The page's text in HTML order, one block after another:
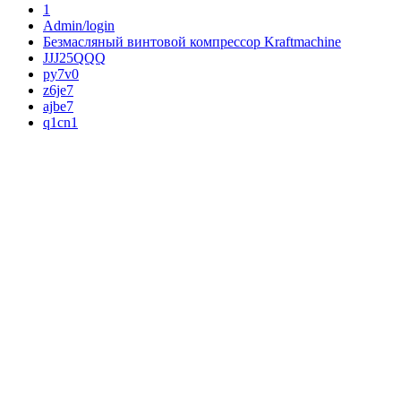
1
Admin/login
Безмасляный винтовой компрессор Kraftmaсhine
JJJ25QQQ
py7v0
z6je7
ajbe7
q1cn1